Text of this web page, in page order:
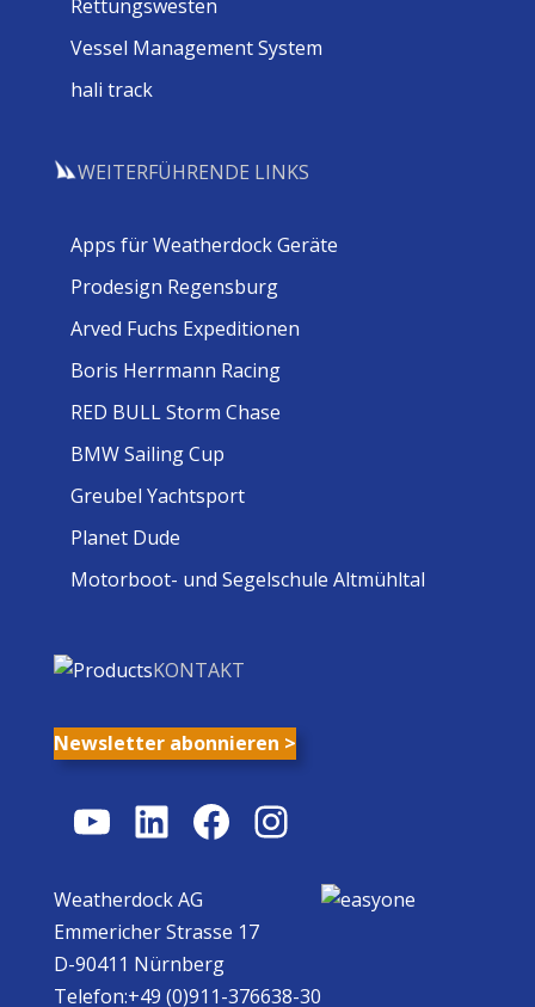
Rettungswesten
Vessel Management System
hali track
WEITERFÜHRENDE LINKS
Apps für Weatherdock Geräte
Prodesign Regensburg
Arved Fuchs Expeditionen
Boris Herrmann Racing
RED BULL Storm Chase
BMW Sailing Cup
Greubel Yachtsport
Planet Dude
Motorboot- und Segelschule Altmühltal
KONTAKT
Newsletter abonnieren >
YouTube
LinkedIn
Facebook
Instagram
Weatherdock AG
Emmericher Strasse 17
D-90411 Nürnberg
Telefon:+49 (0)911-376638-30